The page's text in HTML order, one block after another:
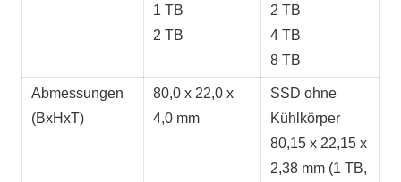
1 TB
2 TB
2 TB
4 TB
8 TB
Abmessungen
(BxHxT)
80,0 x 22,0 x
4,0 mm
SSD ohne
Kühlkörper
80,15 x 22,15 x
2,38 mm (1 TB,